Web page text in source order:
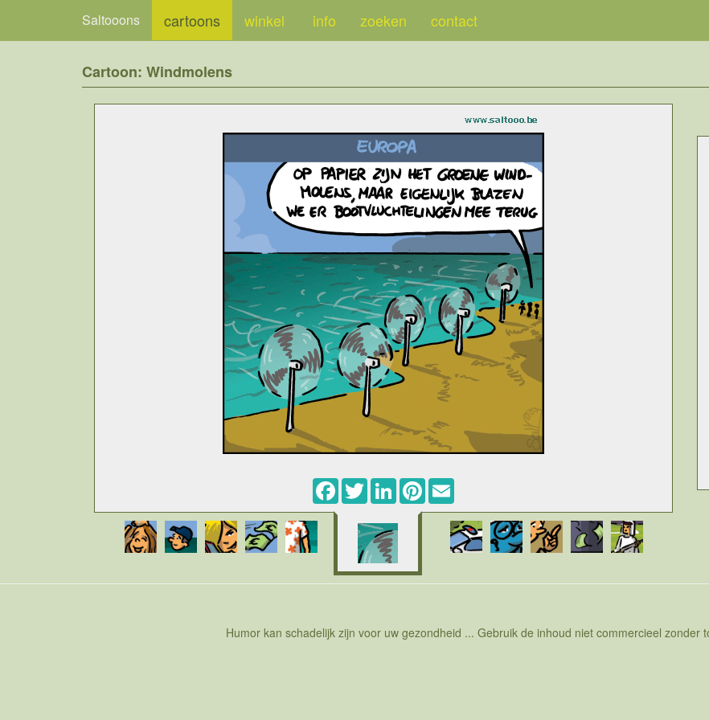
Saltooons cartoons winkel info zoeken contact
Cartoon: Windmolens
Cartoon over Europa dat als verzameling van vele staten nogal wat problemen het hoofd moet bieden. Vaak
zijn de problemen waar Europa mee leeft echter geen puur Europese problemen, het zijn vaak mondiale
problemen. Zo kan je ecologie niet in je eentje oplossen. Als het milieus wordt beinvloedt buiten Europa zal
Europa daar last van hebben. Als de levensstandaard in landen rond Europa lager is dan in Europa zullen
mensen proberen om Europa binnen te dringen en er een geldige verblijf te krijgen. Vaak kan je die zaken
dus niet eenvoudig oplossen. In het kader van groene energie wordt er gewerkt met andere bronnen van
energie produktie, andere dan gebaseerd op fossiele brandstof. Er is zonneënergie maar ook windenergie.
immers quota gehaald worden en als je cijfers gebruikt kan je alles bewijzen. Misschien kan je windmolens
Facebook
TwitterLinkedInPinterest
Humor kan schadelijk zijn voor uw gezondheid ... Gebruik de inhoud niet commercieel zonder